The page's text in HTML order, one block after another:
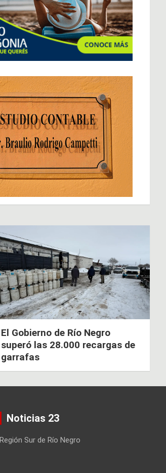
El Gobierno de Río Negro
superó las 28.000 recargas de
garrafas
Noticias 23
Región Sur de Río Negro